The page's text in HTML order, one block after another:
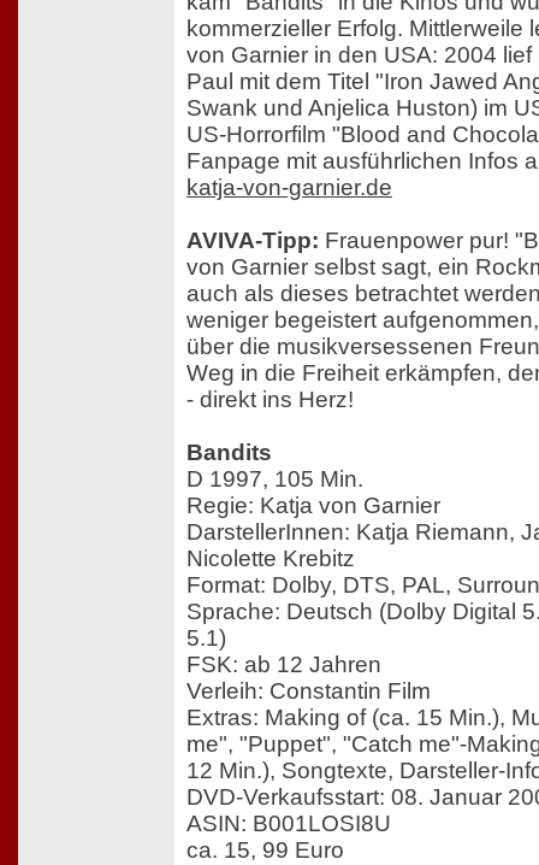
kommerzieller Erfolg. Mittlerweile
von Garnier in den USA: 2004 lief
Paul mit dem Titel "Iron Jawed
Swank und Anjelica Huston) im
US-Horrorfilm "Blood and
Fanpage mit ausführlichen Infos
katja-von-garnier.de
AVIVA-Tipp: Frauenpower pur!
von Garnier selbst sagt, ein
auch als dieses betrachtet
weniger begeistert
über die musikversessenen
Weg in die Freiheit erkämpfen,
- direkt ins Herz!
Bandits
D 1997, 105 Min.
Regie: Katja von Garnier
DarstellerInnen: Katja Riemann,
Nicolette Krebitz
Format: Dolby, DTS, PAL,
Sprache: Deutsch (Dolby Digital
5.1)
FSK: ab 12 Jahren
Verleih: Constantin Film
Extras: Making of (ca. 15 Min.),
me", "Puppet", "Catch me"-
12 Min.), Songtexte, Darsteller-
DVD-Verkaufsstart: 08. Januar
ASIN: B001LOSI8U
ca. 15, 99 Euro